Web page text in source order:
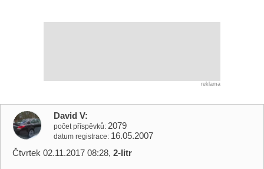
reklama
David V
počet příspěvků 2079
datum registrace 16.05.2007
Čtvrtek 02.11.2017 08:28, 2-litr